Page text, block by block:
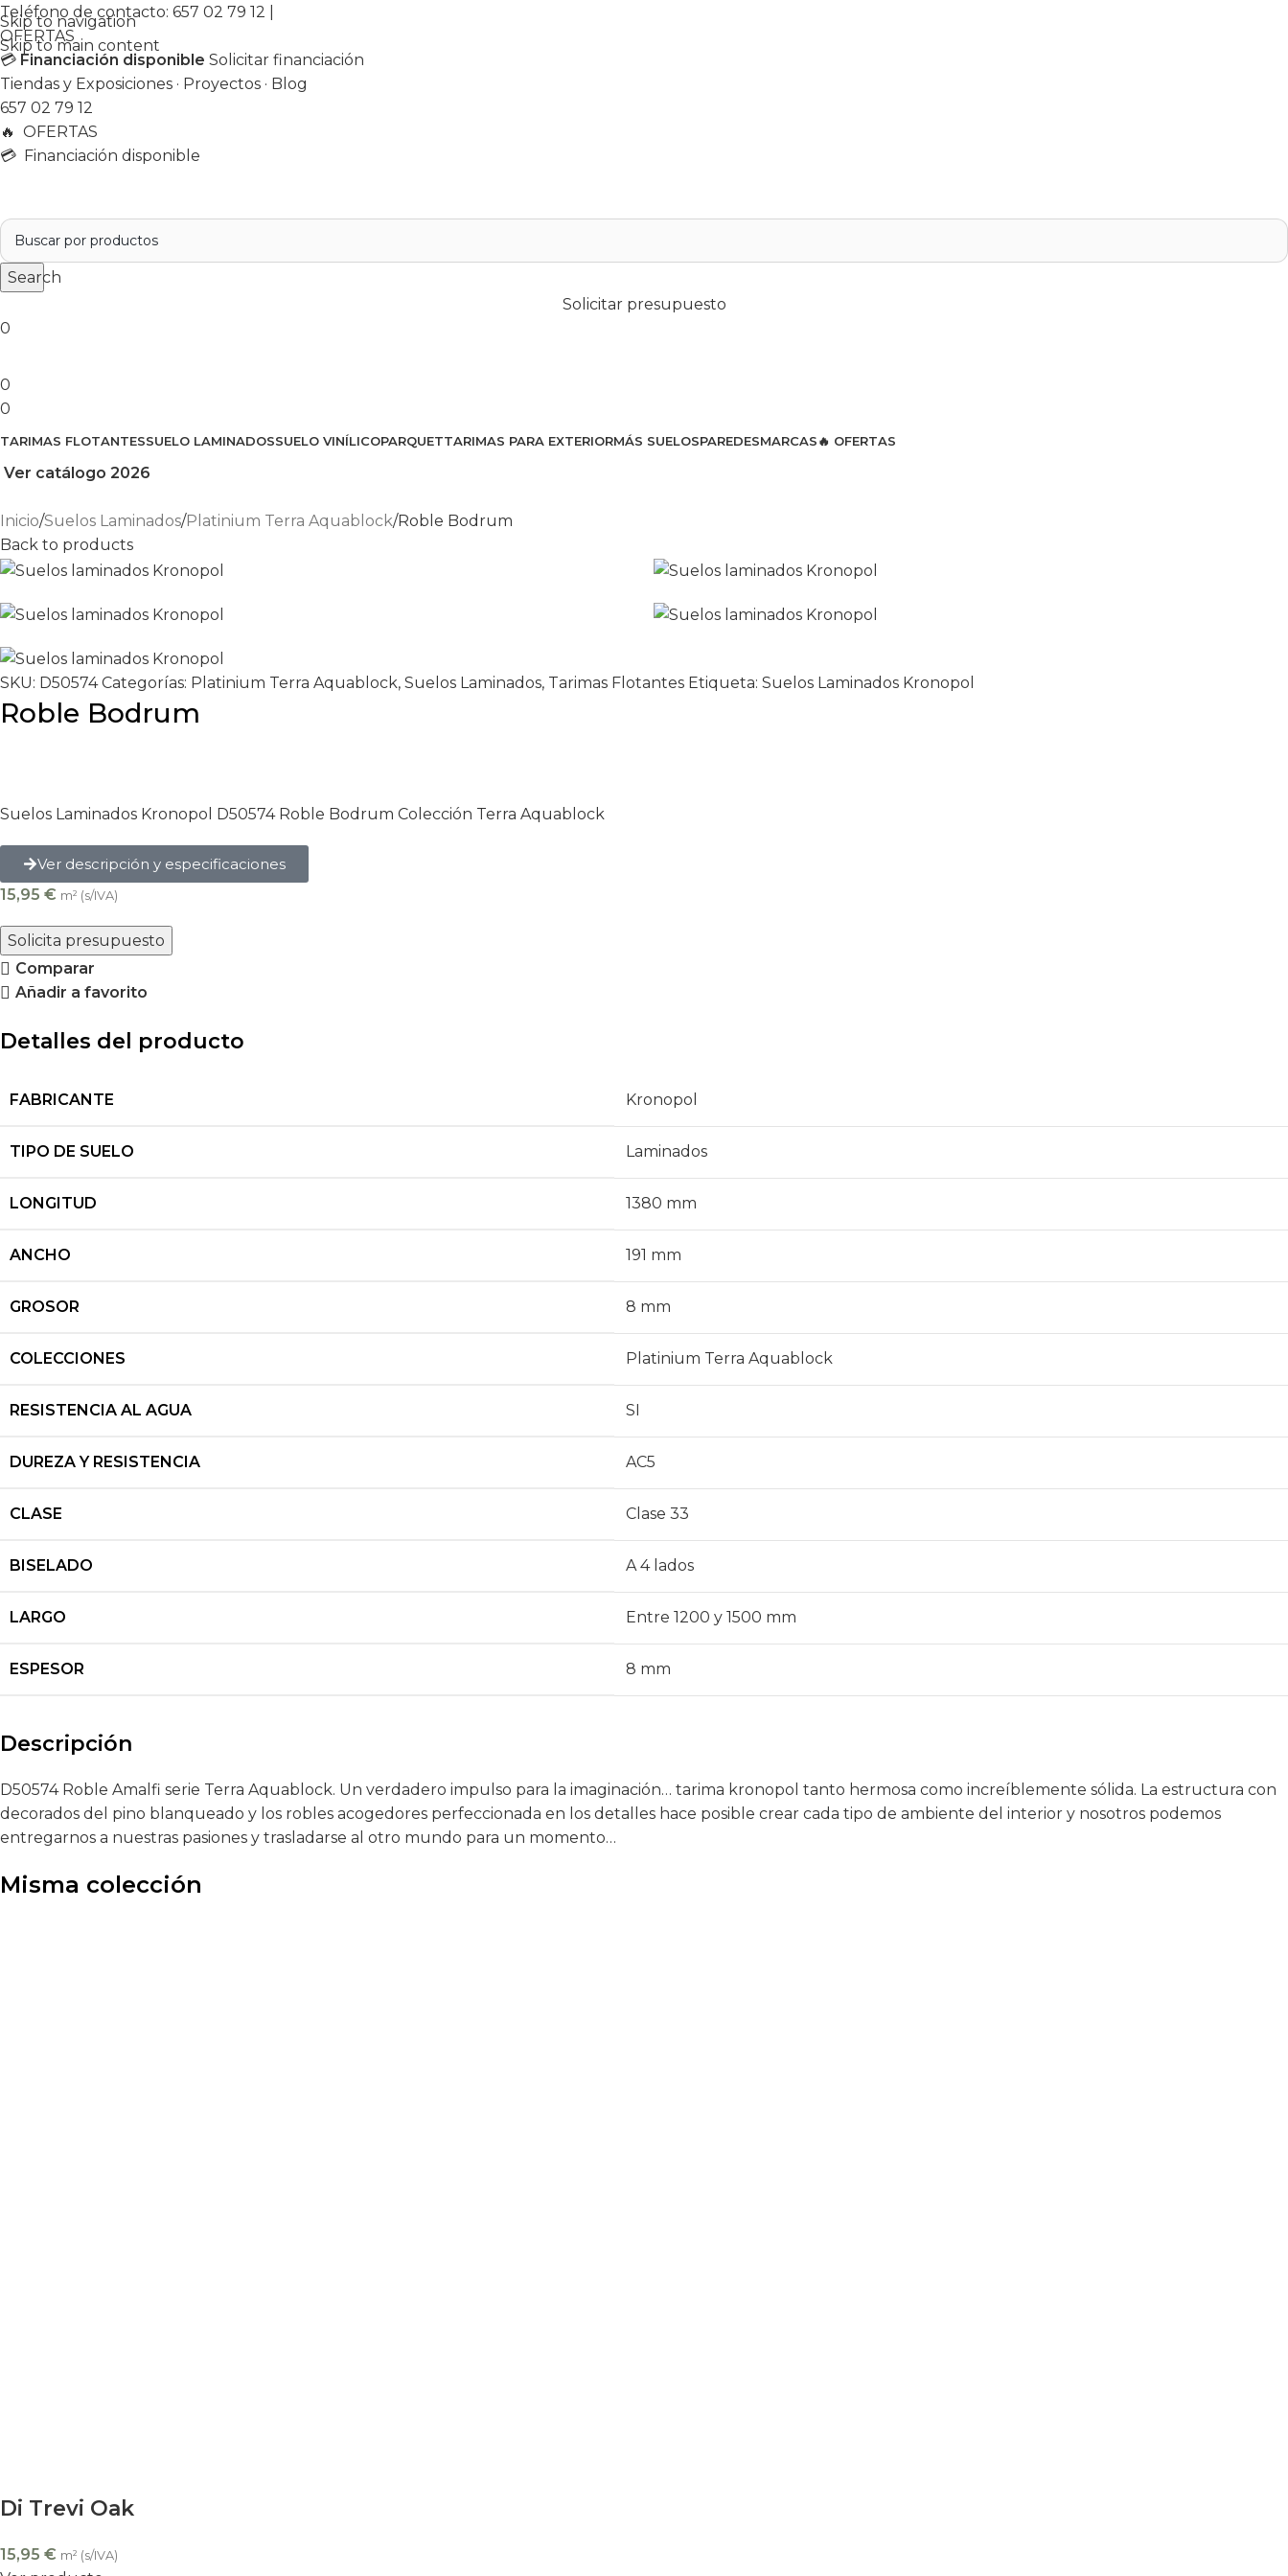
Skip to navigation
Skip to main content
Teléfono de contacto: 657 02 79 12
OFERTAS
💳 Financiación disponible Solicitar financiación
Tiendas y Exposiciones · Proyectos · Blog
657 02 79 12
🔥 OFERTAS
💳 Financiación disponible
Search
Solicitar presupuesto
0
0
0
TARIMAS FLOTANTESSUELO LAMINADOSSUELO VINÍLICOPARQUETTARIMAS PARA EXTERIORMÁS SUELOSPAREDESMARCAS🔥 OFERTAS
Ver catálogo 2026
Inicio Suelos Laminados Platinium Terra Aquablock Roble Bodrum
Back to products
SKU: D50574Categorías: Platinium Terra Aquablock, Suelos Laminados, Tarimas Flotantes Etiqueta: Suelos Laminados Kronopol
Roble Bodrum
Suelos Laminados Kronopol D50574 Roble Bodrum Colección Terra Aquablock
Ver descripción y especificaciones
15,95 € m² (s/IVA)
Solicita presupuesto
Comparar
Añadir a favorito
Detalles del producto
FABRICANTE Kronopol
TIPO DE SUELO Laminados
LONGITUD 1380 mm
ANCHO 191 mm
GROSOR 8 mm
COLECCIONES Platinium Terra Aquablock
RESISTENCIA AL AGUA SI
DUREZA Y RESISTENCIA AC5
CLASE Clase 33
BISELADO A 4 lados
LARGO Entre 1200 y 1500 mm
ESPESOR 8 mm
Descripción
D50574 Roble Amalfi serie Terra Aquablock. Un verdadero impulso para la imaginación… tarima kronopol tanto hermosa como increíblemente sólida. La estructura con
decorados del pino blanqueado y los robles acogedores perfeccionada en los detalles hace posible crear cada tipo de ambiente del interior y nosotros podemos
entregarnos a nuestras pasiones y trasladarse al otro mundo para un momento…
Misma colección
Di Trevi Oak
15,95 € m² (s/IVA)